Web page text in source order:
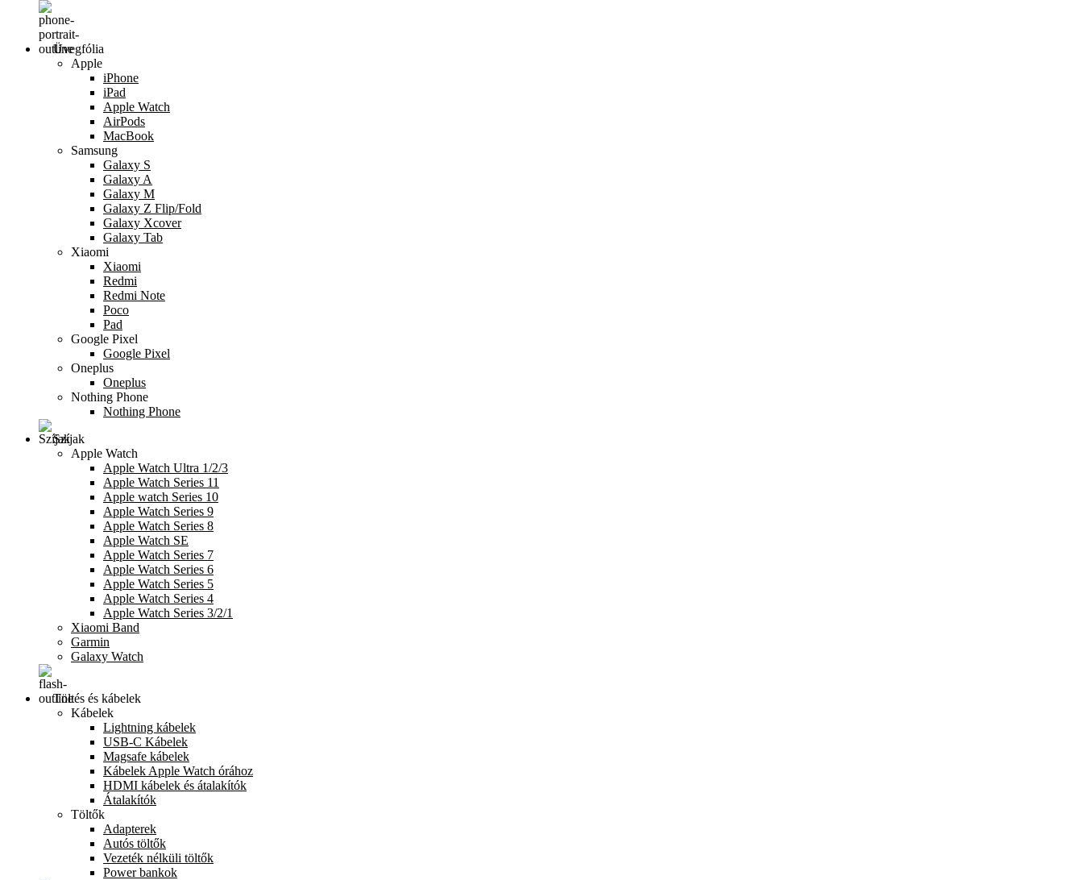
Üvegfólia
Apple
iPhone
iPad
Apple Watch
AirPods
MacBook
Samsung
Galaxy S
Galaxy A
Galaxy M
Galaxy Z Flip/Fold
Galaxy Xcover
Galaxy Tab
Xiaomi
Xiaomi
Redmi
Redmi Note
Poco
Pad
Google Pixel
Google Pixel
Oneplus
Oneplus
Nothing Phone
Nothing Phone
Szíjak
Apple Watch
Apple Watch Ultra 1/2/3
Apple Watch Series 11
Apple watch Series 10
Apple Watch Series 9
Apple Watch Series 8
Apple Watch SE
Apple Watch Series 7
Apple Watch Series 6
Apple Watch Series 5
Apple Watch Series 4
Apple Watch Series 3/2/1
Xiaomi Band
Garmin
Galaxy Watch
Töltés és kábelek
Kábelek
Lightning kábelek
USB-C Kábelek
Magsafe kábelek
Kábelek Apple Watch órához
HDMI kábelek és átalakítók
Átalakítók
Töltők
Adapterek
Autós töltők
Vezeték nélküli töltők
Power bankok